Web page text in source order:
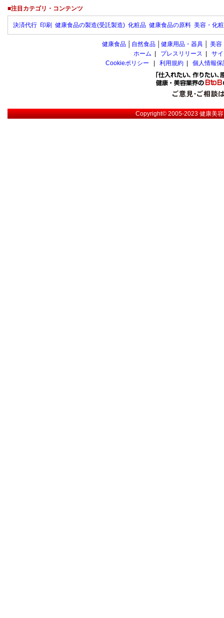
■注目カテゴリ・コンテンツ
決済代行 印刷 健康食品の製造(受託製造) 化粧品 健康食品の原料 美容・化
健康食品 自然食品 健康用品・器具 美容
ホーム
プレスリリース
サ
Cookieポリシー
利用規約 個人情報
Copyright© 2005-2023健康美